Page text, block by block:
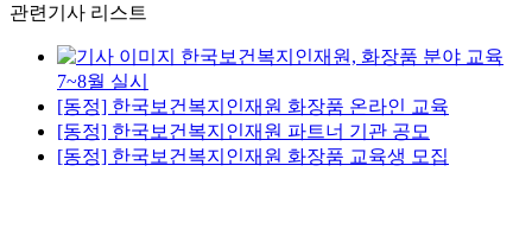
관련기사 리스트
한국보건복지인재원, 화장품 분야 교육
7~8월 실시
[동정] 한국보건복지인재원 화장품 온라인 교육
[동정] 한국보건복지인재원 파트너 기관 공모
[동정] 한국보건복지인재원 화장품 교육생 모집